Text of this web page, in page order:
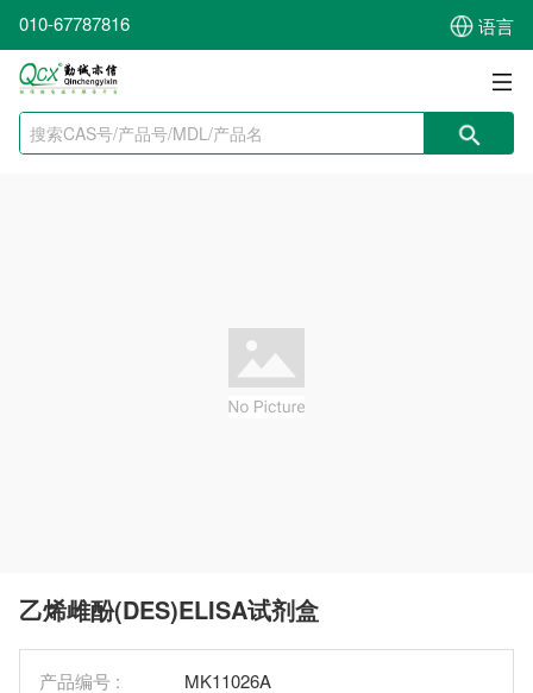
010-67787816 语言
乙烯雌酚(DES)ELISA试剂盒
产品编号 :
MK11026A